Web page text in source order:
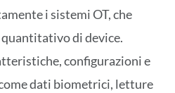
i sistemi OT, che
di device.
configurazioni e
dati biometrici, letture